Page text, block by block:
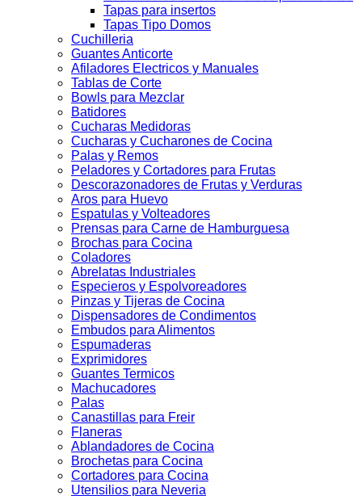
Tapas para insertos
Tapas Tipo Domos
Cuchilleria
Guantes Anticorte
Afiladores Electricos y Manuales
Tablas de Corte
Bowls para Mezclar
Batidores
Cucharas Medidoras
Cucharas y Cucharones de Cocina
Palas y Remos
Peladores y Cortadores para Frutas
Descorazonadores de Frutas y Verduras
Aros para Huevo
Espatulas y Volteadores
Prensas para Carne de Hamburguesa
Brochas para Cocina
Coladores
Abrelatas Industriales
Especieros y Espolvoreadores
Pinzas y Tijeras de Cocina
Dispensadores de Condimentos
Embudos para Alimentos
Espumaderas
Exprimidores
Guantes Termicos
Machucadores
Palas
Canastillas para Freir
Flaneras
Ablandadores de Cocina
Brochetas para Cocina
Cortadores para Cocina
Utensilios para Neveria